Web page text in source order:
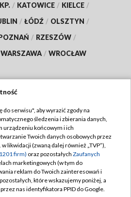
/ KATOWICE / KIELCE /
/ ŁÓDŹ / OLSZTYN /
/ RZESZÓW /
WARSZAWA / WROCŁAW
TVP
Regulamin TVP
prywatności
Moje zgody
Pomoc
serwisu", aby wyrazić zgody na
śledzenia i zbierania danych,
urządzeniu końcowym i ich
Twoich danych osobowych przez
likwidacji (zwaną dalej również „TVP”),
firm) oraz pozostałych Zaufanych
marketingowych (w tym do
reklam do Twoich zainteresowań i
które wskazujemy poniżej, a
nas identyfikatora PPID do Google.